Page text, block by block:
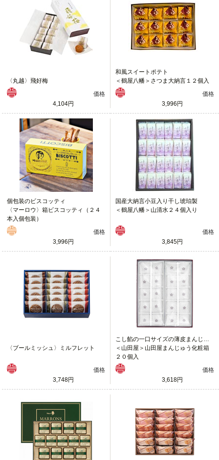
〈丸越〉飛好梅
価格
4,104円
和風スイートポテト
＜鶴屋八幡＞さつま大納言１２個入
価格
3,996円
個包装のビスコッティ
〈マーロウ〉箱ビスコッティ（２４
本入個包装）
価格
3,996円
国産大納言小豆入り干し琥珀製
＜鶴屋八幡＞山清水２４個入り
価格
3,845円
〈ブールミッシュ〉ミルフレット
価格
3,748円
こし餡の一口サイズの薄皮まんじゅう
＜山田屋＞山田屋まんじゅう化粧箱
２０個入
価格
3,618円